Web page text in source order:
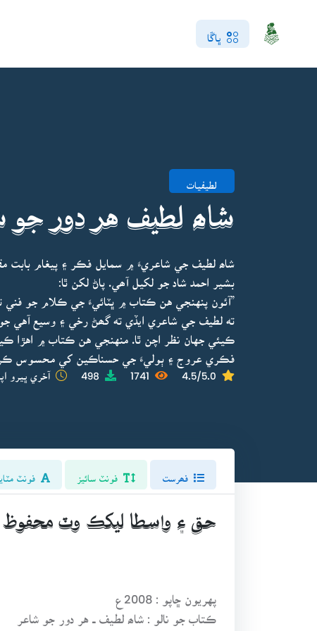
ڀاڱا
لطيفيات
شاھ لطيف هر دور جو
شاھ لطيف جي شاعريءَ ۾ سمايل فڪر ۽ پيغام بابت
بشير احمد شاد جو لکيل آھي. پاڻ لکن ٿا:
”آئون پنهنجي هن ڪتاب ۾ ڀٽائيءَ جي ڪلام جو
ته لطيف جي شاعري ايڏي ته گھڻ رخي ۽ وسيع
ڪيئي جهان نظر اچن ٿا. منهنجي هن ڪتاب ۾ اهڙا
فڪري عروج ۽ ٻوليءَ جي حسناڪين کي محسوس
4.5/5.0
1741
498 آخري ڀيرو
فونٽ سائيز فونٽ
حق ۽ واسطا ليکڪ وٽ محفوظ
پهريون ڇاپو : 2008ع
ڪتاب جو نالو : شاھ لطيف ــ هر دور جو شاعر